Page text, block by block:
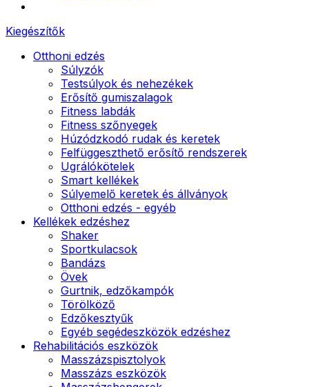
Kiegészítők
Otthoni edzés
Súlyzók
Testsúlyok és nehezékek
Erősítő gumiszalagok
Fitness labdák
Fitness szőnyegek
Húzódzkodó rudak és keretek
Felfüggeszthető erősítő rendszerek
Ugrálókötelek
Smart kellékek
Súlyemelő keretek és állványok
Otthoni edzés - egyéb
Kellékek edzéshez
Shaker
Sportkulacsok
Bandázs
Övek
Gurtnik, edzőkampók
Törölköző
Edzőkesztyűk
Egyéb segédeszközök edzéshez
Rehabilitációs eszközök
Masszázspisztolyok
Masszázs eszközök